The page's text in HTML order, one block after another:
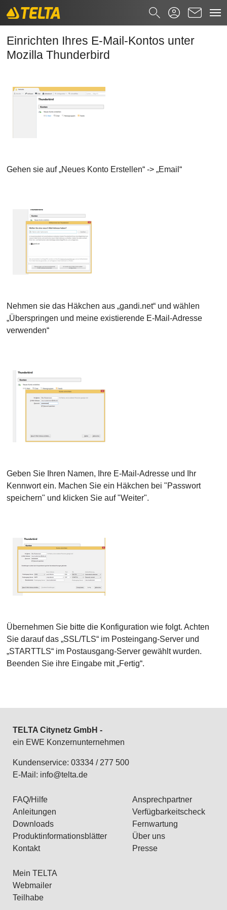
Einrichten Ihres E-Mail-Kontos unter
Zum Hauptinhalt springen
Suchformular
Suchen nach
Einrichten Ihres E-Mail-Kontos unter
Mozilla Thunderbird
Gehen sie auf „Neues Konto Erstellen“ -> „Email“
Nehmen sie das Häkchen aus „gandi.net“ und wählen
„Überspringen und meine existierende E-Mail-Adresse
verwenden“
Geben Sie Ihren Namen, Ihre E-Mail-Adresse und Ihr
Kennwort ein. Machen Sie ein Häkchen bei "Passwort
speichern" und klicken Sie auf "Weiter".
Übernehmen Sie bitte die Konfiguration wie folgt. Achten
Sie darauf das „SSL/TLS“ im Posteingang-Server und
„STARTTLS“ im Postausgang-Server gewählt wurden.
Beenden Sie ihre Eingabe mit „Fertig“.
TELTA Citynetz GmbH -
ein EWE Konzernunternehmen
Kundenservice: 03334 / 277 500
E-Mail: info@telta.de
FAQ/Hilfe
Anleitungen
Downloads
Produktinformationsblätter
Kontakt
Ansprechpartner
Verfügbarkeitscheck
Fernwartung
Über uns
Presse
Mein TELTA
Webmailer
Teilhabe